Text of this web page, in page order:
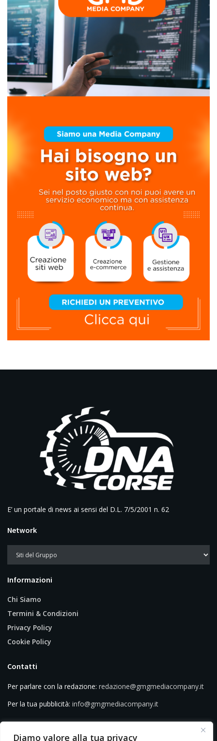
Diamo valore alla tua privacy
E’ un portale di news ai sensi del D.L. 7/5/2001 n. 62
Network
Informazioni
Chi Siamo
Termini & Condizioni
Privacy Policy
Cookie Policy
Contatti
Per parlare con la redazione: redazione@gmgmediacompany.it
Per la tua pubblicità: info@gmgmediacompany.it